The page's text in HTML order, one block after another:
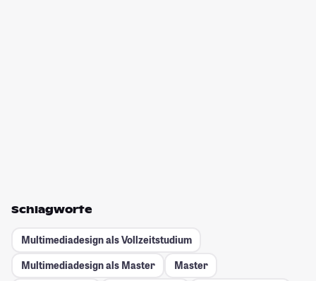
Schlagworte
Multimediadesign als Vollzeitstudium
Multimediadesign als Master
Master